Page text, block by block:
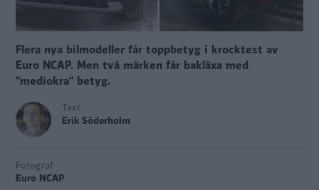
Flera nya bilmodeller får toppbetyg i krocktest av
Euro NCAP. Men två märken får bakläxa med
”mediokra” betyg.
Text
Erik Söderholm
Fotograf
Euro NCAP